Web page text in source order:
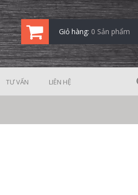
Giỏ hàng: 0 Sản phẩm
TƯ VẤN LIÊN HỆ